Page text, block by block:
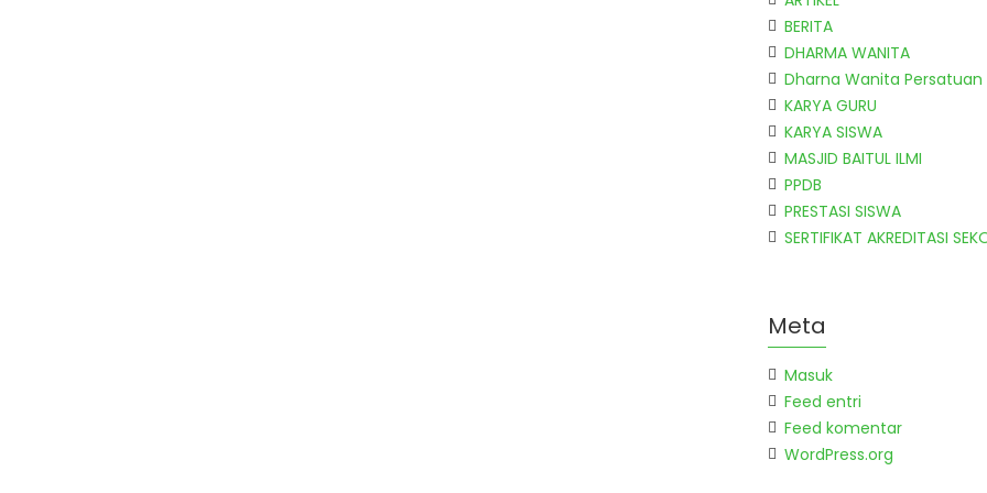
BERITA
DHARMA WANITA
Dharna Wanita Persatuan
KARYA GURU
KARYA SISWA
MASJID BAITUL ILMI
PPDB
PRESTASI SISWA
SERTIFIKAT AKREDITASI
Meta
Masuk
Feed entri
Feed komentar
WordPress.org